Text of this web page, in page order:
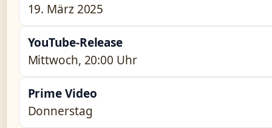
19. März 2025
YouTube-Release
Mittwoch, 20:00 Uhr
Prime Video
Donnerstag